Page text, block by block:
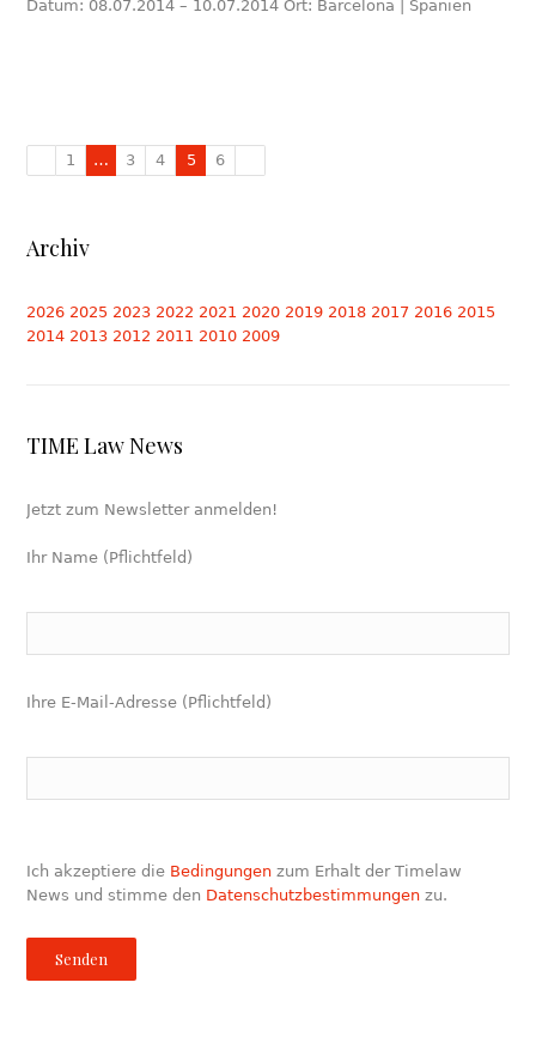
Datum: 08.07.2014 – 10.07.2014 Ort: Barcelona | Spanien
1 … 3 4 5 6
Archiv
2026 2025 2023 2022 2021 2020 2019 2018 2017 2016 2015
2014 2013 2012 2011 2010 2009
TIME Law News
Jetzt zum Newsletter anmelden!
Ihr Name (Pflichtfeld)
Ihre E-Mail-Adresse (Pflichtfeld)
Ich akzeptiere die Bedingungen zum Erhalt der Timelaw
News und stimme den Datenschutzbestimmungen zu.